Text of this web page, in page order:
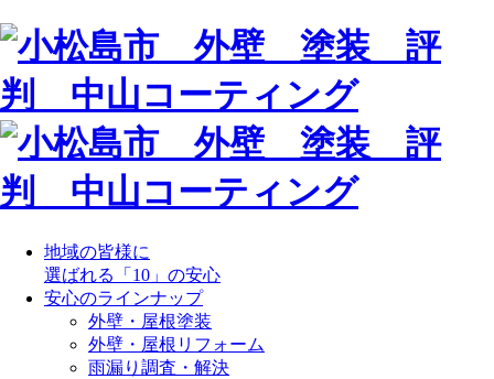
地域の皆様に
選ばれる「10」の安心
安心のラインナップ
外壁・屋根塗装
外壁・屋根リフォーム
雨漏り調査・解決